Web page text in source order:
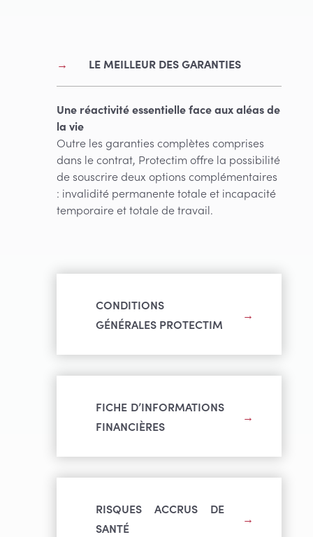
LE MEILLEUR DES GARANTIES
Une réactivité essentielle face aux aléas de
la vie
Outre les garanties complètes comprises
dans le contrat, Protectim offre la possibilité
de souscrire deux options complémentaires
: invalidité permanente totale et incapacité
temporaire et totale de travail.
CONDITIONS
GÉNÉRALES PROTECTIM
FICHE D’INFORMATIONS
FINANCIÈRES
RISQUES ACCRUS DE
SANTÉ